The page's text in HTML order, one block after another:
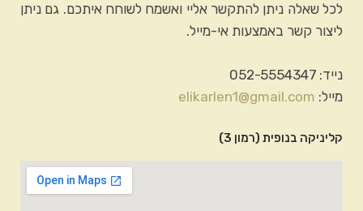
לכל שאלה ניתן להתקשר אליי ואשמח לשוחח איתכם. גם ניתן
ליצור קשר באמצעות אי-מייל.
נייד: 052-5554347
מייל: elikarlen1@gmail.com
קליניקה בנופית (רמון 3)